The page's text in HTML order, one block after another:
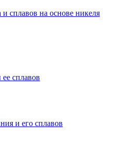
сплавов на основе никеля
сплавов
и его сплавов